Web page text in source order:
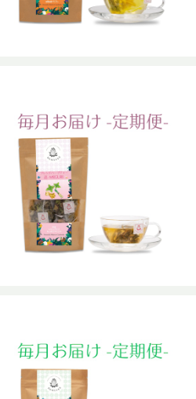
【定期便】巡-MEGURIブレンド 普
通サイズ
¥1,067
14%OFF
【定期便】浄化-JOUKA 普通サイ
ズ
¥1,067